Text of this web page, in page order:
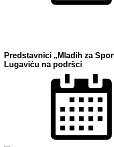
Predstavnici „Mladih za
Lugaviću na podršci